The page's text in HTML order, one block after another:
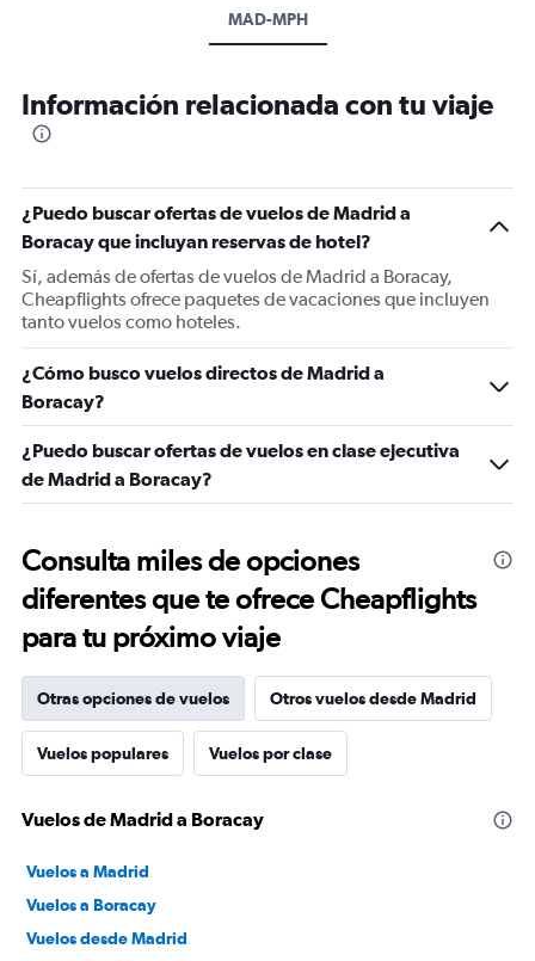
MAD-MPH
Información relacionada con tu viaje
¿Puedo buscar ofertas de vuelos de Madrid a
Boracay que incluyan reservas de hotel?
Sí, además de ofertas de vuelos de Madrid a Boracay,
Cheapflights ofrece paquetes de vacaciones que incluyen
tanto vuelos como hoteles.
¿Cómo busco vuelos directos de Madrid a
Boracay?
¿Puedo buscar ofertas de vuelos en clase ejecutiva
de Madrid a Boracay?
Consulta miles de opciones
diferentes que te ofrece Cheapflights
para tu próximo viaje
Otras opciones de vuelos Otros vuelos desde Madrid
Vuelos populares Vuelos por clase
Vuelos de Madrid a Boracay
Vuelos a Madrid
Vuelos a Boracay
Vuelos desde Madrid